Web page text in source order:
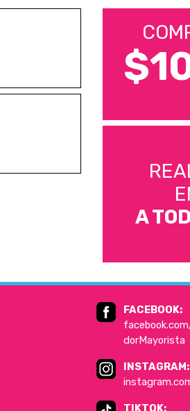
A
FACEBOOK:
dorMayorista
INSTAGRAM:
TIKTOK: